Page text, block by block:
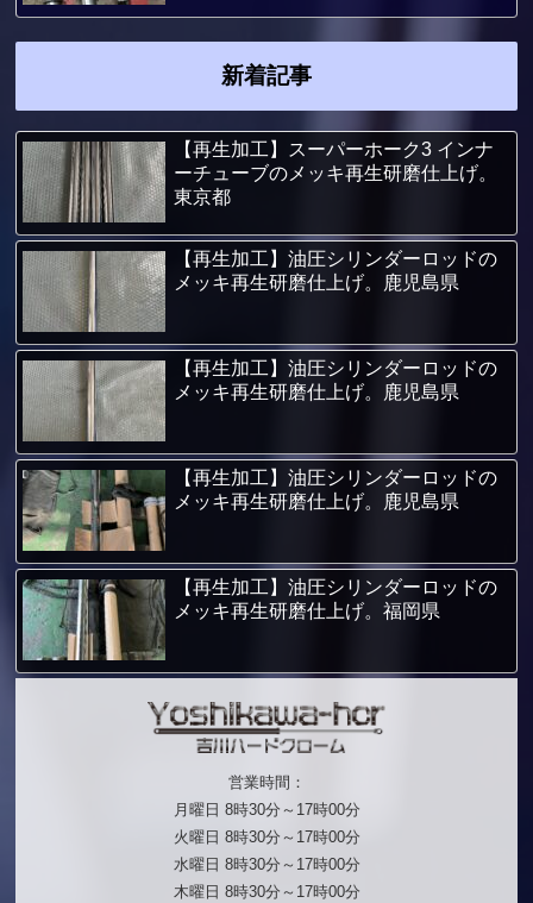
新着記事
【再生加工】スーパーホーク3 インナ
ーチューブのメッキ再生研磨仕上げ。
東京都
【再生加工】油圧シリンダーロッドの
メッキ再生研磨仕上げ。鹿児島県
【再生加工】油圧シリンダーロッドの
メッキ再生研磨仕上げ。鹿児島県
【再生加工】油圧シリンダーロッドの
メッキ再生研磨仕上げ。鹿児島県
【再生加工】油圧シリンダーロッドの
メッキ再生研磨仕上げ。福岡県
営業時間：
月曜日 8時30分～17時00分
火曜日 8時30分～17時00分
水曜日 8時30分～17時00分
木曜日 8時30分～17時00分